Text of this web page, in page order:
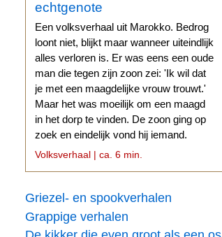
echtgenote
Een volksverhaal uit Marokko. Bedrog
loont niet, blijkt maar wanneer uiteindlijk
alles verloren is. Er was eens een oude
man die tegen zijn zoon zei: 'Ik wil dat
je met een maagdelijke vrouw trouwt.'
Maar het was moeilijk om een maagd
in het dorp te vinden. De zoon ging op
zoek en eindelijk vond hij iemand.
Volksverhaal | ca. 6 min.
Griezel- en spookverhalen
Grappige verhalen